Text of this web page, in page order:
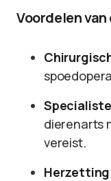
Voordelen
dierenarts
vereist.